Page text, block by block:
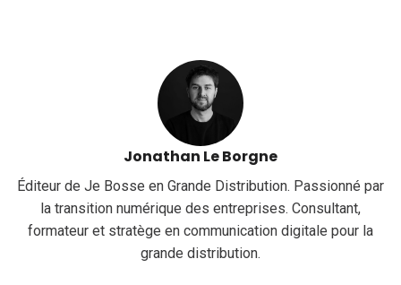
Jonathan Le Borgne
Éditeur de Je Bosse en Grande Distribution. Passionné par
la transition numérique des entreprises. Consultant,
formateur et stratège en communication digitale pour la
grande distribution.